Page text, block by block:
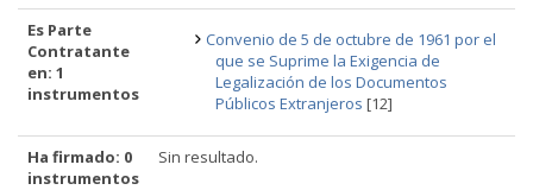
Es Parte
Contratante
en: 1
instrumentos
Convenio de 5 de octubre de 1961 por el
que se Suprime la Exigencia de
Legalización de los Documentos
Públicos Extranjeros [12]
Ha firmado: 0
instrumentos
Sin resultado.